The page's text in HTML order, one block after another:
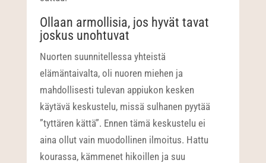
Ollaan armollisia, jos hyvät tavat
joskus unohtuvat
Nuorten suunnitellessa yhteistä
elämäntaivalta, oli nuoren miehen ja
mahdollisesti tulevan appiukon kesken
käytävä keskustelu, missä sulhanen pyytää
”tyttären kättä”. Ennen tämä keskustelu ei
aina ollut vain muodollinen ilmoitus. Hattu
kourassa, kämmenet hikoillen ja suu